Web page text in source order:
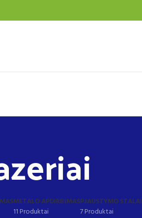
METALO APDIRBIMAS
11 Produktai
PJAUSTYMO STALAI
7 Produktai